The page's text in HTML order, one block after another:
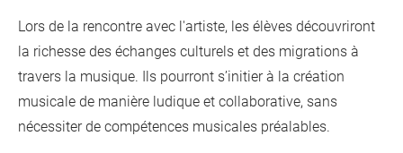
Lors de la rencontre avec l'artiste, les élèves découvriront
la richesse des échanges culturels et des migrations à
travers la musique. Ils pourront s’initier à la création
musicale de manière ludique et collaborative, sans
nécessiter de compétences musicales préalables.